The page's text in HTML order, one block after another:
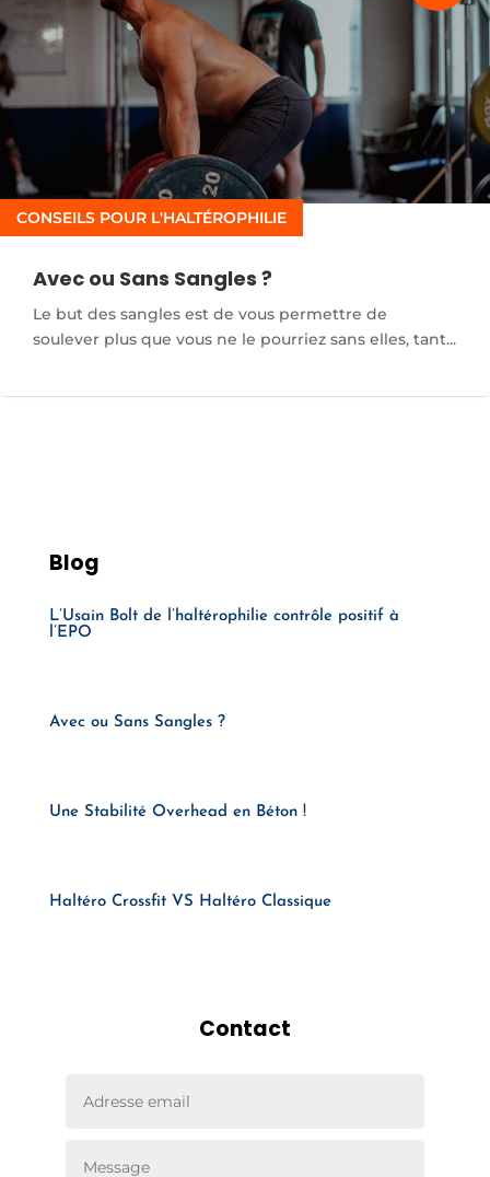
Avec ou Sans Sangles ?
CONSEILS POUR L'HALTÉROPHILIE
Le but des sangles est de vous permettre de
soulever plus que vous ne le pourriez sans elles, tant...
Blog
L’Usain Bolt de l’haltérophilie contrôle positif à
l’EPO
Avec ou Sans Sangles ?
Une Stabilité Overhead en Béton !
Haltéro Crossfit VS Haltéro Classique
Contact